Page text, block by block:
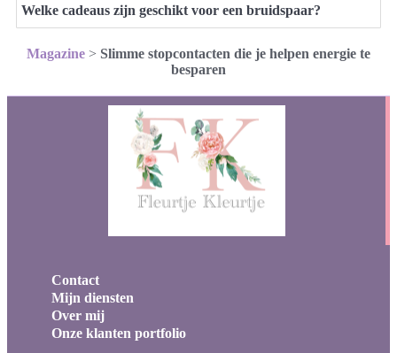
Welke cadeaus zijn geschikt voor een bruidspaar?
Magazine > Slimme stopcontacten die je helpen energie te
besparen
Contact
Mijn diensten
Over mij
Onze klanten portfolio